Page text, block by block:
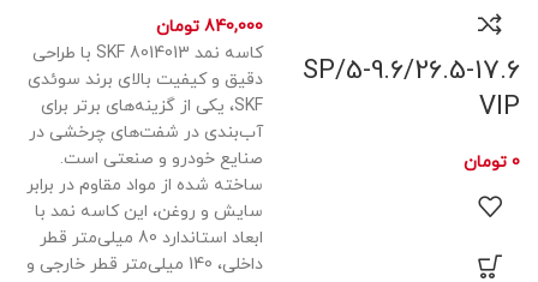
5-9.6/26.5-17.6/SP
VIP
0 تومان
840,000 تومان
کاسه نمد 8014013 SKF با طراحی
دقیق و کیفیت بالای برند سوئدی
SKF، یکی از گزینه‌های برتر برای
آب‌بندی در شفت‌های چرخشی در
صنایع خودرو و صنعتی است.
ساخته شده از مواد مقاوم در برابر
سایش و روغن، این کاسه نمد با
ابعاد استاندارد 80 میلی‌متر قطر
داخلی، 140 میلی‌متر قطر خارجی و